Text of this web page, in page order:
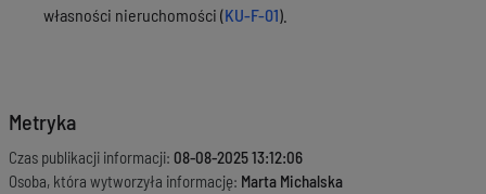
własności nieruchomości (KU-F-01).
Metryka
Czas publikacji informacji: 08-08-2025 13:12:06
Osoba, która wytworzyła informację: Marta Michalska